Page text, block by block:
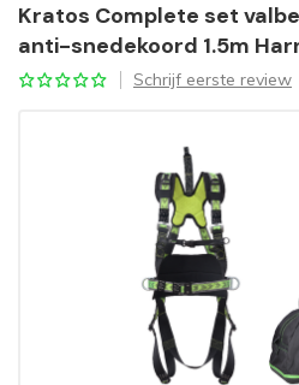
Kratos Complete set
anti-snedekoord 1.5m
Schrijf eerste review